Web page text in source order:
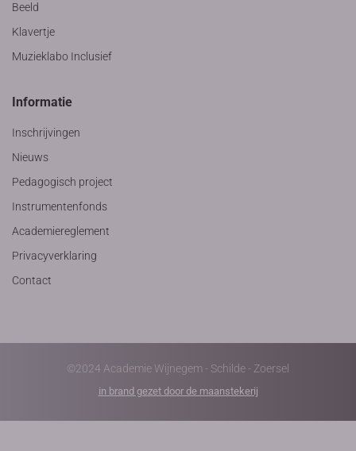
Beeld
Klavertje
Muzieklabo Inclusief
Informatie
Inschrijvingen
Nieuws
Pedagogisch project
Instrumentenfonds
Academiereglement
Privacyverklaring
Contact
©2024 Academie Wijnegem - Schilde - Zoersel
in brand gezet door de maanstekerij